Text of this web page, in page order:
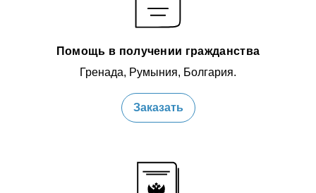
Помощь в получении гражданства
Гренада, Румыния, Болгария.
Заказать